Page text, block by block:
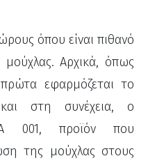
όπου είναι πιθανό
Αρχικά, όπως
εφαρμόζεται το
στη συνέχεια, ο
001, προϊόν που
της μούχλας στους